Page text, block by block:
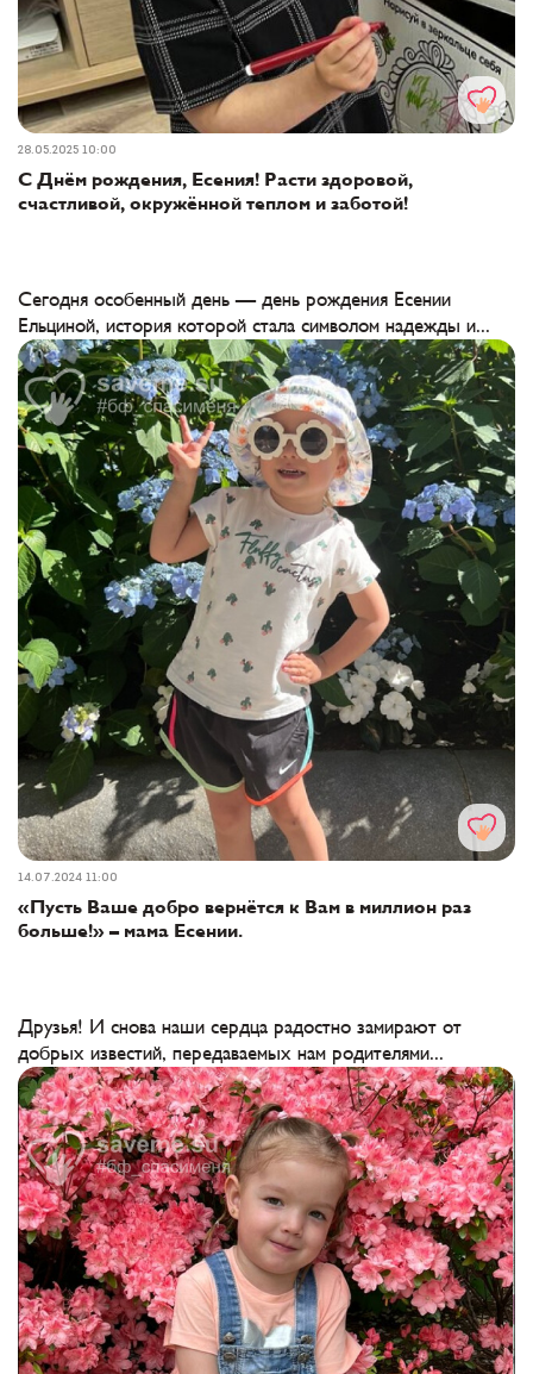
28.05.2025 10:00
С Днём рождения, Есения! Расти здоровой,
счастливой, окружённой теплом и заботой!
Сегодня особенный день — день рождения Есении
Ельциной, история которой стала символом надежды и...
14.07.2024 11:00
«Пусть Ваше добро вернётся к Вам в миллион раз
больше!» – мама Есении.
Друзья! И снова наши сердца радостно замирают от
добрых известий, передаваемых нам родителями...